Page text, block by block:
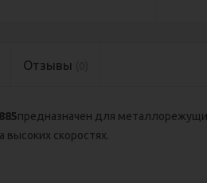
Отзывы
предназначен для
скоростях.